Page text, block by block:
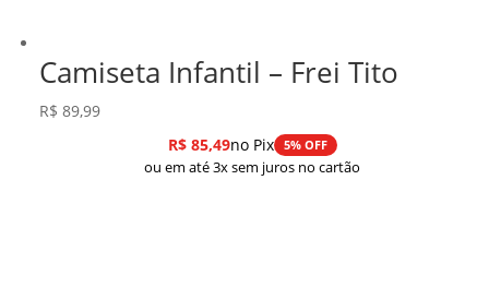
Camiseta Infantil – Frei Tito
R$ 89,99
R$85,49no Pix 5% OFF
ou em até 3x sem juros no cartão